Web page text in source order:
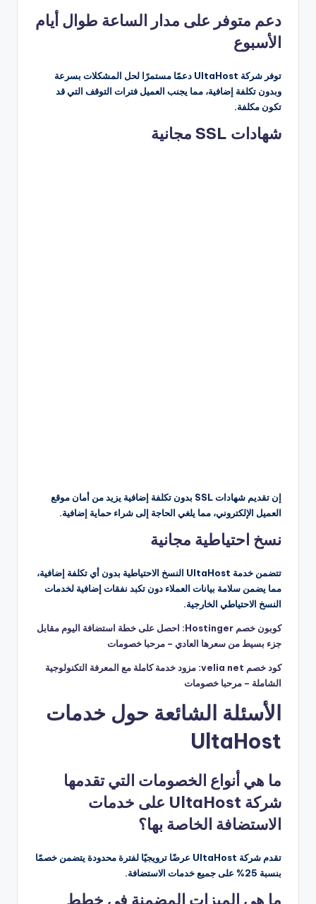
دعم متوفر على مدار الساعة طوال أيام
الأسبوع
توفر شركة UltaHost دعمًا مستمرًا لحل المشكلات بسرعة
وبدون تكلفة إضافية، مما يجنب العميل فترات التوقف التي قد
تكون مكلفة.
شهادات SSL مجانية
إن تقديم شهادات SSL بدون تكلفة إضافية يزيد من أمان موقع
العميل الإلكتروني، مما يلغي الحاجة إلى شراء حماية إضافية.
نسخ احتياطية مجانية
تتضمن خدمة UltaHost النسخ الاحتياطية بدون أي تكلفة إضافية،
مما يضمن سلامة بيانات العملاء دون تكبد نفقات إضافية لخدمات
النسخ الاحتياطي الخارجية.
كوبون خصم Hostinger: احصل على خطة استضافة اليوم مقابل
جزء بسيط من سعرها العادي – مرحبا خصومات
كود خصم velia net: مزود خدمة كاملة مع المعرفة التكنولوجية
الشاملة – مرحبا خصومات
الأسئلة الشائعة حول خدمات
UltaHost
ما هي أنواع الخصومات التي تقدمها
شركة UltaHost على خدمات
الاستضافة الخاصة بها؟
تقدم شركة UltaHost عرضًا ترويجيًا لفترة محدودة يتضمن خصمًا
بنسبة 25% على جميع خدمات الاستضافة.
ما هي الميزات المضمنة في خطط